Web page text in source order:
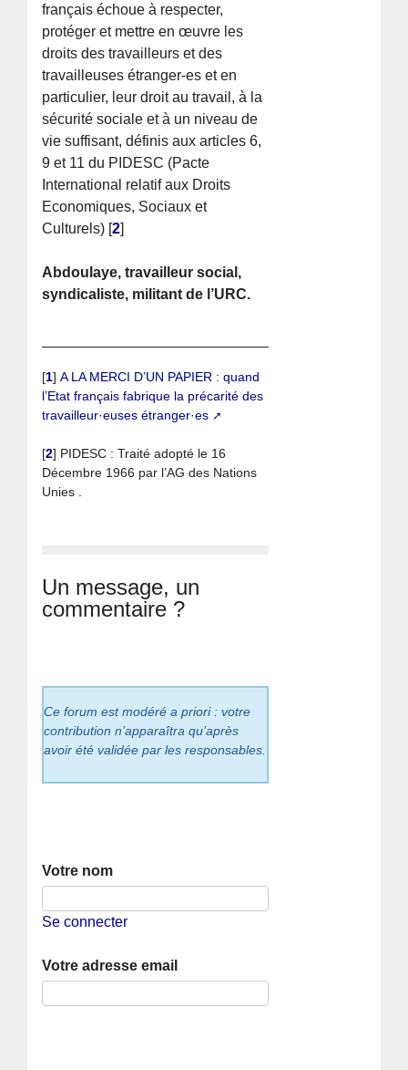
français échoue à respecter,
protéger et mettre en œuvre les
droits des travailleurs et des
travailleuses étranger-es et en
particulier, leur droit au travail, à la
sécurité sociale et à un niveau de
vie suffisant, définis aux articles 6,
9 et 11 du PIDESC (Pacte
International relatif aux Droits
Economiques, Sociaux et
Culturels) [2]
Abdoulaye, travailleur social,
syndicaliste, militant de l’URC.
[1]A LA MERCI D’UN PAPIER : quand
l’Etat français fabrique la précarité des
travailleur·euses étranger·es
[2] PIDESC : Traité adopté le 16
Décembre 1966 par l’AG des Nations
Unies .
Un message, un
commentaire ?
Ce forum est modéré a priori : votre
contribution n’apparaîtra qu’après
avoir été validée par les responsables.
Votre nom
Se connecter
Votre adresse email